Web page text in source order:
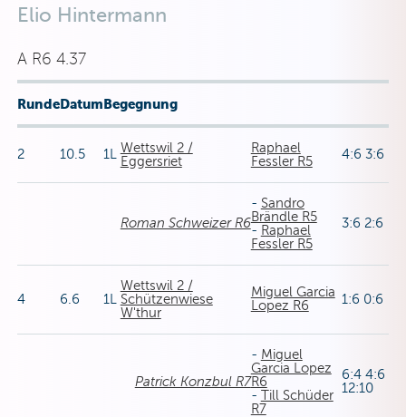
Elio Hintermann
A R6 4.37
RundeDatumBegegnung
2 10.5 1LWettswil 2 /
Eggersriet
Raphael
Fessler R5
4:6 3:6
Roman Schweizer R6
- Sandro
Brändle R5
- Raphael
Fessler R5
3:6 2:6
4 6.6 1L
Wettswil 2 /
Schützenwiese
W'thur
Miguel Garcia
Lopez R6
1:6 0:6
Patrick Konzbul R7
- Miguel
Garcia Lopez
R6
- Till Schüder
R7
6:4 4:6
12:10